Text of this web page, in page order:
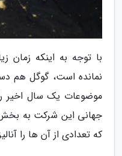
نمانده است، گوگل هم
موضوعات یک سال اخیر
جهانی این شرکت به
که تعدادی از آن ها را